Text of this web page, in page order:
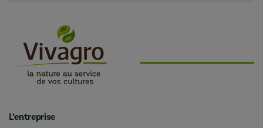
L’entreprise